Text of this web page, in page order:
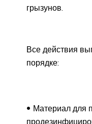
грызунов.
Все действия
порядке:
Материал для